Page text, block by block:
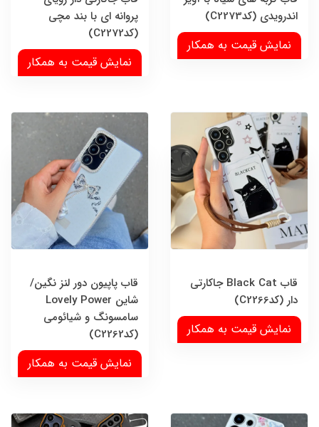
اندرویدی (کدC2273)
نمایش قیمت به همکار
پروانه ای با بند مچی
(کدC2272)
نمایش قیمت به همکار
قاب Black Cat جاکارتی
دار (کدC2266)
نمایش قیمت به همکار
قاب پاپیون دور لنز نگین/
شاین Lovely Power
سامسونگ و شیائومی
(کدC2262)
نمایش قیمت به همکار